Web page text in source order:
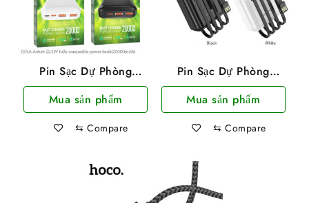
Pin Sạc Dự Phòng
Hoco Sạc Nhanh J101A
PD20W QC3.0
Mua sản phẩm
⇆ Compare
Pin Sạc Dự Phòng
Borofone BJ20A
20000mah 3 Dây Sạc
Mua sản phẩm
⇆ Compare